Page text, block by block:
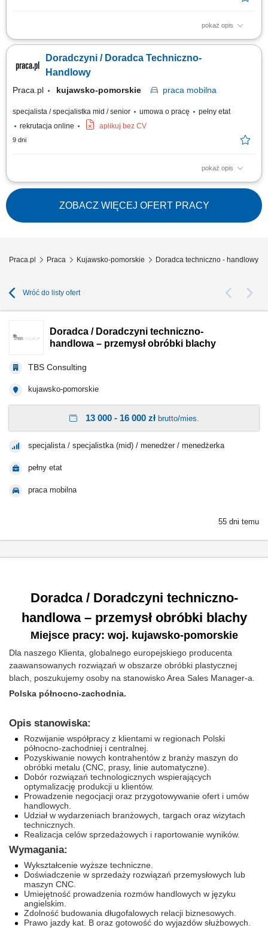
pokaż opis
aktywne pozyskiwanie nowych klientów B2B i rozwijanie sieci partnerów
zapewnianie im wsparcia, prowadzenie negocjacji handlowych i
przygotowywanie ofert dopasowanych do potrzeb klientów, współpraca z
Doradczyni / Doradca Techniczno-
Handlowy
Praca.pl kujawsko-pomorskie praca mobilna
specjalista / specjalistka mid / senior umowa o pracę
pełny etat
rekrutacja online
aplikuj bez CV
9 dni
pokaż opis
Zakres obowiązków: Budowanie i rozwijanie relacji z klientami z sektora
rolniczego. Regularne wizyty w gospodarstwach na wyznaczonym
terenie. Analiza potrzeb klientów oraz ocena upraw i hodowli. Doradztwo
w zakresie doboru odpowiednich rozwiązań. Realizacja planów
sprzedażowych i zapewnianie...
ZOBACZ WIĘCEJ OFERT PRACY
Praca.pl Praca Kujawsko-pomorskie Doradca techniczno - handlowy
Wróć do listy ofert
Doradca / Doradczyni techniczno-
handlowa – przemysł obróbki blachy
TBS Consulting
kujawsko-pomorskie
13 000 - 16 000 złbrutto/mies.
specjalista / specjalistka (mid) / menedżer / menedżerka
pełny etat
praca mobilna
55 dni temu
Doradca / Doradczyni techniczno-
handlowa – przemysł obróbki blachy
Miejsce pracy: woj. kujawsko-pomorskie
Dla naszego Klienta, globalnego europejskiego producenta
zaawansowanych rozwiązań w obszarze obróbki plastycznej
blach, poszukujemy osoby na stanowisko Area Sales Manager-a.
Polska północno-zachodnia.
Opis stanowiska:
Rozwijanie współpracy z klientami w regionach Polski
północno-zachodniej i centralnej.
Pozyskiwanie nowych kontrahentów z branży maszyn do
obróbki metalu (CNC, prasy, linie automatyczne).
Dobór rozwiązań technologicznych wspierających
optymalizację produkcji u klientów.
Prowadzenie negocjacji oraz przygotowywanie ofert i umów
handlowych.
Udział w wydarzeniach branżowych, targach oraz wizytach
technicznych.
Realizacja celów sprzedażowych i raportowanie wyników.
Wymagania:
Wykształcenie wyższe techniczne.
Doświadczenie w sprzedaży rozwiązań przemysłowych lub
maszyn CNC.
Umiejętność prowadzenia rozmów handlowych w języku
angielskim.
Zdolność budowania długofalowych relacji biznesowych.
Prawo jazdy kat. B oraz gotowość do wyjazdów służbowych.